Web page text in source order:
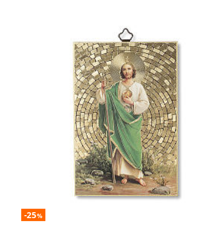
-25%